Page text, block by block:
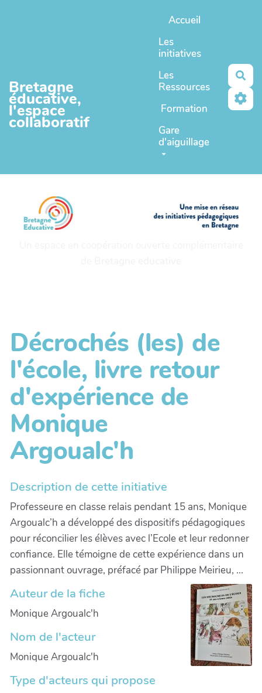
Bretagne
éducative,
l'espace
collaboratif
Accueil
Les
initiatives
Les
Ressources
Formation
Gare
d'aiguillage
Décrochés (les) de
l'école, livre retour
d'expérience de
Monique
Argoualc'h
Description de cette initiative
Professeure en classe relais pendant 15 ans, Monique
Argoualc’h a développé des dispositifs pédagogiques
pour réconcilier les élèves avec l’Ecole et leur redonner
confiance. Elle témoigne de cette expérience dans un
passionnant ouvrage, préfacé par Philippe Meirieu, ...
Auteur de la fiche
Monique Argoualc'h
Nom de l'acteur
Monique Argoualc'h
Type d'acteurs qui propose